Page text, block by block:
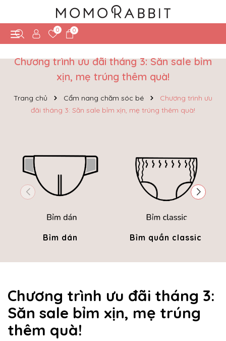
0 0
Chương trình ưu đãi tháng 3: Săn sale bỉm
xịn, mẹ trúng thêm quà!
Trang chủ Cẩm nang chăm sóc bé
Chương trình ưu
đãi tháng 3: Săn sale bỉm xịn, mẹ trúng thêm quà!
Bỉm dán Bỉm quần classic
Chương trình ưu đãi tháng 3:
Săn sale bỉm xịn, mẹ trúng
thêm quà!